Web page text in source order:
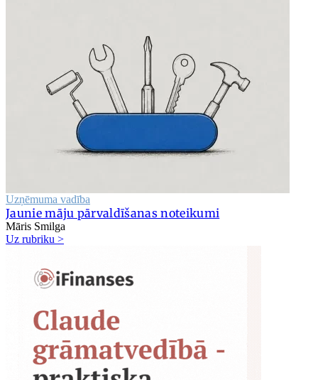
Uzņēmuma vadība
Jaunie māju pārvaldīšanas noteikumi
Māris Smilga
Uz rubriku >